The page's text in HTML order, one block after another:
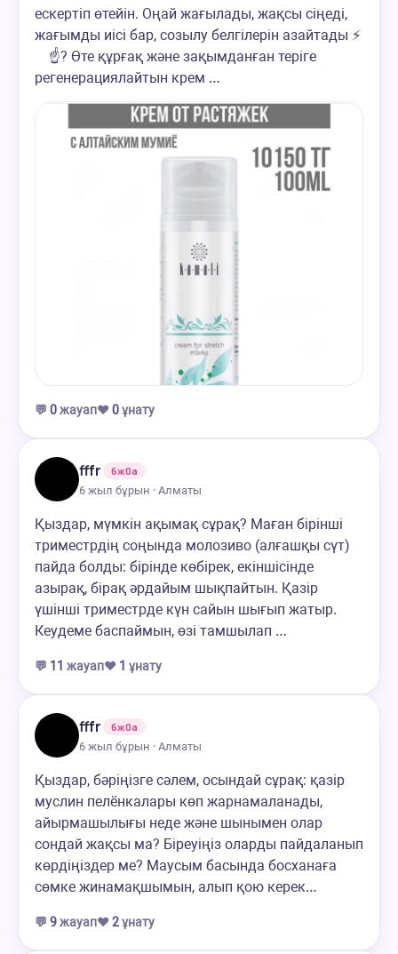
ескертіп өтейін. Оңай жағылады, жақсы сіңеді,
жағымды иісі бар, созылу белгілерін азайтады ⚡
⠀ ☝? Өте құрғақ және зақымданған теріге
регенерациялайтын крем …
💬 0жауап❤️ 0ұнату
fffr
6ж0а
6 жыл бұрын · Алматы
Қыздар, мүмкін ақымақ сұрақ? Маған бірінші
триместрдің соңында молозиво (алғашқы сүт)
пайда болды: бірінде көбірек, екіншісінде
азырақ, бірақ әрдайым шықпайтын. Қазір
үшінші триместрде күн сайын шығып жатыр.
Кеудеме баспаймын, өзі тамшылап …
💬 11 жауап❤️ 1 ұнату
fffr
6ж0а
6 жыл бұрын · Алматы
Қыздар, бәріңізге сәлем, осындай сұрақ: қазір
муслин пелёнкалары көп жарнамаланады,
айырмашылығы неде және шынымен олар
сондай жақсы ма? Біреуіңіз оларды пайдаланып
көрдіңіздер ме? Маусым басында босханаға
сөмке жинамақшымын, алып қою керек…
💬 9жауап❤️ 2ұнату